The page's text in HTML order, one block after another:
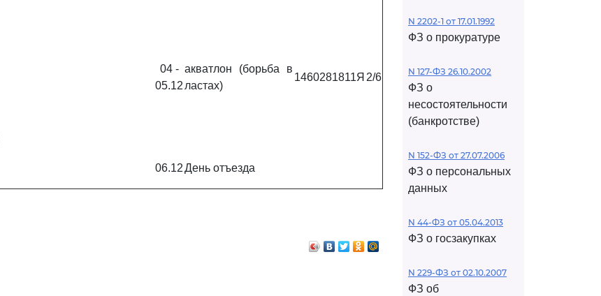
04 -
05.12
акватлон (борьба в
ластах)
1460281811Я 2/6
06.12День отъезда
N 2202-1 от 17.01.1992
ФЗ о прокуратуре
N 127-ФЗ 26.10.2002
ФЗ о
несостоятельности
(банкротстве)
N 152-ФЗ от 27.07.2006
ФЗ о персональных
данных
N 44-ФЗ от 05.04.2013
ФЗ о госзакупках
N 229-ФЗ от 02.10.2007
ФЗ об